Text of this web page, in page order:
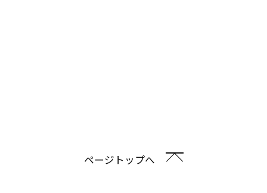
ページトップへ